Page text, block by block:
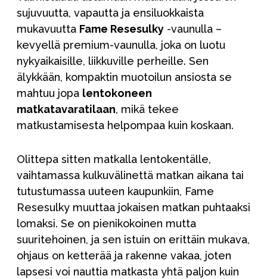
sujuvuutta, vapautta ja ensiluokkaista
mukavuutta Fame Resesulky -vaunulla –
kevyellä premium-vaunulla, joka on luotu
nykyaikaisille, liikkuville perheille. Sen
älykkään, kompaktin muotoilun ansiosta se
mahtuu jopa lentokoneen
matkatavaratilaan, mikä tekee
matkustamisesta helpompaa kuin koskaan.
Olittepa sitten matkalla lentokentälle,
vaihtamassa kulkuvälinettä matkan aikana tai
tutustumassa uuteen kaupunkiin, Fame
Resesulky muuttaa jokaisen matkan puhtaaksi
lomaksi. Se on pienikokoinen mutta
suuritehoinen, ja sen istuin on erittäin mukava,
ohjaus on ketterää ja rakenne vakaa, joten
lapsesi voi nauttia matkasta yhtä paljon kuin